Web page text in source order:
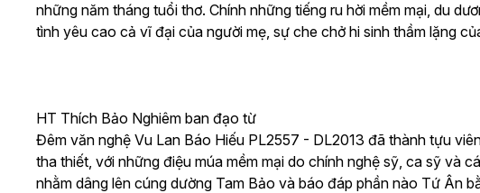
những năm tháng tuổi thơ. Chính những tiếng ru hời mềm mại, du
tình yêu cao cả vĩ đại của người mẹ, sự che chở hi sinh thầm lặng
HT Thích Bảo Nghiêm ban đạo từ
Đêm văn nghệ Vu Lan Báo Hiếu PL2557 - DL2013 đã thành tựu
tha thiết, với những điệu múa mềm mại do chính nghệ sỹ, ca sỹ và
nhằm dâng lên cúng dường Tam Bảo và báo đáp phần nào Tứ Ân